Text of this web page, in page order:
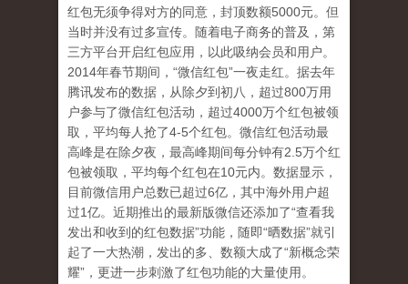
红包无须争得对方的同意，封顶数额5000元。但
当时并没有过多宣传。随着电子商务的普及，第
三方平台开启红包应用，以此吸纳会员和用户。
2014年春节期间，“微信红包”一夜走红。据去年
腾讯发布的数据，从除夕到初八，超过800万用
户参与了微信红包活动，超过4000万个红包被领
取，平均每人抢了4-5个红包。微信红包活动最
高峰是在除夕夜，最高峰期间每分钟有2.5万个红
包被领取，平均每个红包在10元内。数据显示，
目前微信用户总数已超过6亿，其中海外用户超
过1亿。近期推出的最新版微信还添加了“查看我
发出和收到的红包数据”功能，随即“晒数据”就引
起了一大热潮，发出的多、数额大成了“新概念荣
耀”，更进一步刺激了红包功能的大量使用。